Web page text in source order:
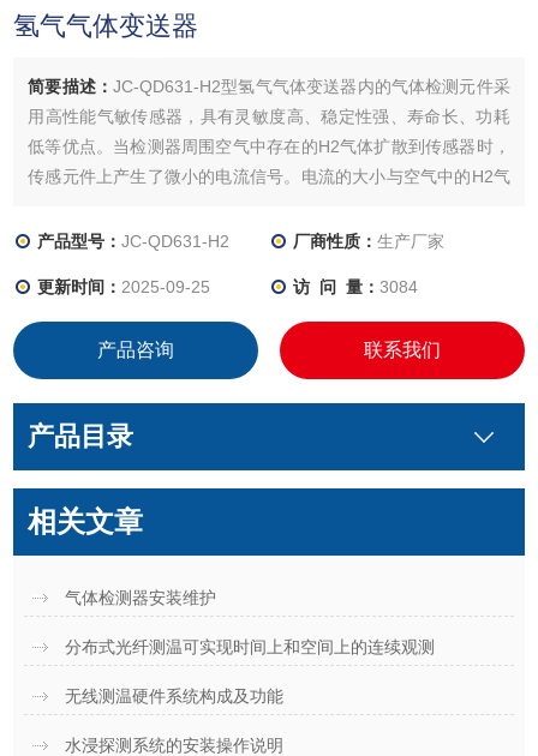
氢气气体变送器
简要描述：JC-QD631-H2型氢气气体变送器内的气体检测元件采
用高性能气敏传感器，具有灵敏度高、稳定性强、寿命长、功耗
低等优点。当检测器周围空气中存在的H2气体扩散到传感器时，
传感元件上产生了微小的电流信号。电流的大小与空气中的H2气
转换电路将模拟信号变换为4-20ma工业控制信号。
产品型号：JC-QD631-H2 厂商性质： 生产厂家
更新时间： 2025-09-25 访 问 量： 3084
产品咨询 联系我们
产品目录
相关文章
气体检测器安装维护
分布式光纤测温可实现时间上和空间上的连续观测
无线测温硬件系统构成及功能
水浸探测系统的安装操作说明